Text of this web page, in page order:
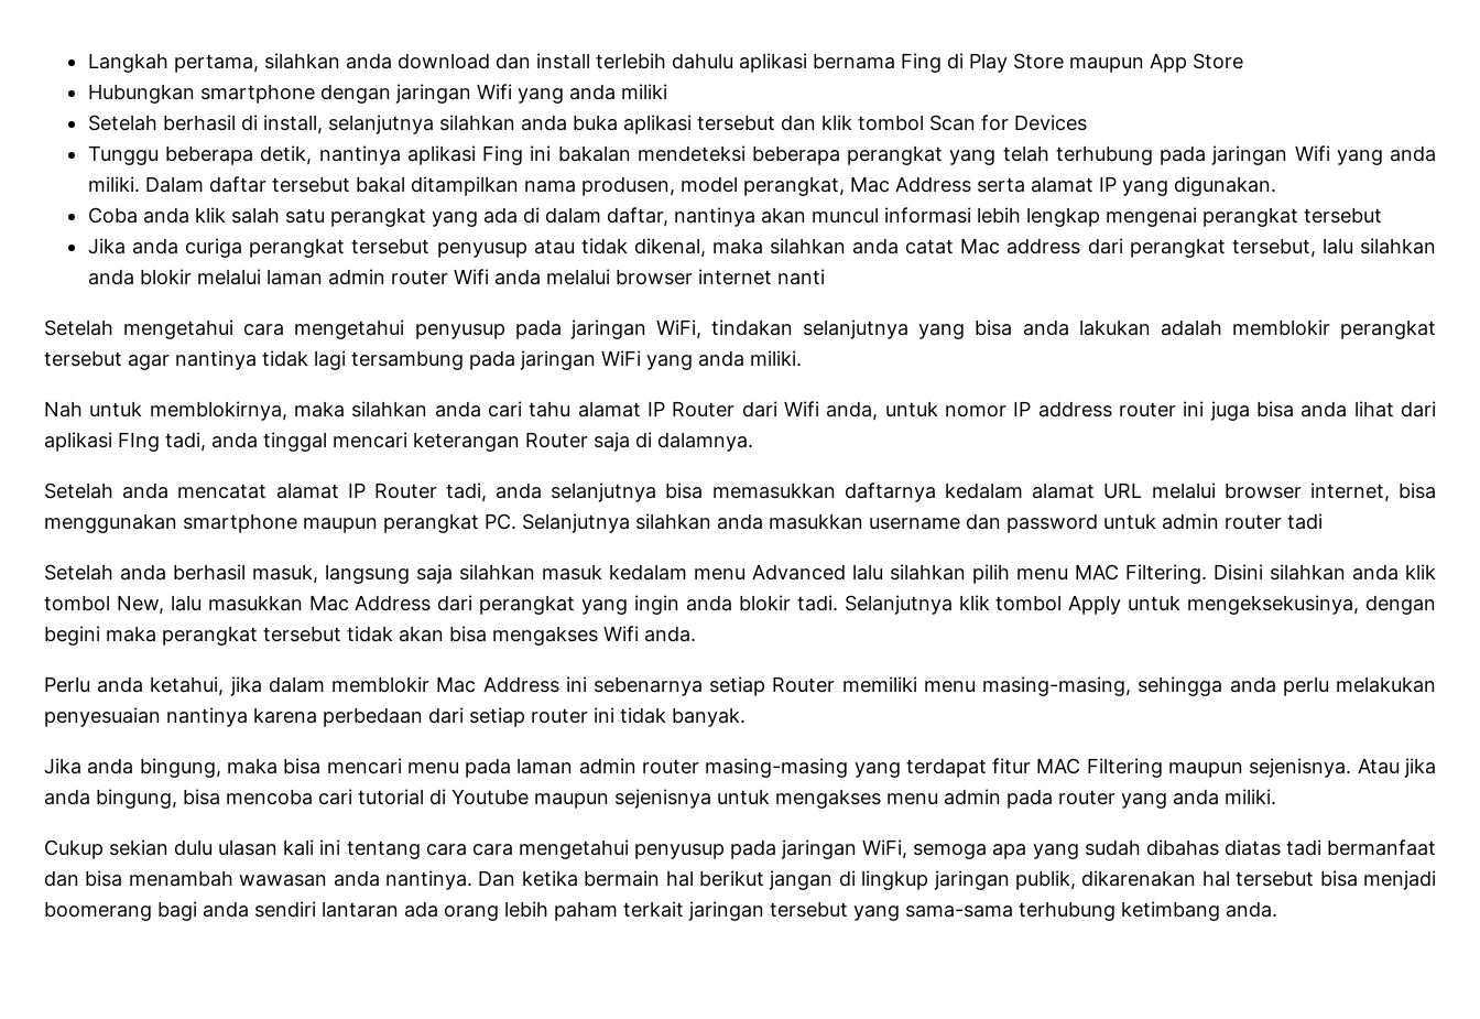
Langkah pertama, silahkan anda download dan install terlebih dahulu aplikasi bernama Fing di Play Store maupun App Store
Hubungkan smartphone dengan jaringan Wifi yang anda miliki
Setelah berhasil di install, selanjutnya silahkan anda buka aplikasi tersebut dan klik tombol Scan for Devices
Tunggu beberapa detik, nantinya aplikasi Fing ini bakalan mendeteksi beberapa perangkat yang telah terhubung pada jaringan Wifi yang anda
miliki. Dalam daftar tersebut bakal ditampilkan nama produsen, model perangkat, Mac Address serta alamat IP yang digunakan.
Coba anda klik salah satu perangkat yang ada di dalam daftar, nantinya akan muncul informasi lebih lengkap mengenai perangkat tersebut
Jika anda curiga perangkat tersebut penyusup atau tidak dikenal, maka silahkan anda catat Mac address dari perangkat tersebut, lalu silahkan
anda blokir melalui laman admin router Wifi anda melalui browser internet nanti
Setelah mengetahui cara mengetahui penyusup pada jaringan WiFi, tindakan selanjutnya yang bisa anda lakukan adalah memblokir perangkat
tersebut agar nantinya tidak lagi tersambung pada jaringan WiFi yang anda miliki.
Nah untuk memblokirnya, maka silahkan anda cari tahu alamat IP Router dari Wifi anda, untuk nomor IP address router ini juga bisa anda lihat dari
aplikasi FIng tadi, anda tinggal mencari keterangan Router saja di dalamnya.
Setelah anda mencatat alamat IP Router tadi, anda selanjutnya bisa memasukkan daftarnya kedalam alamat URL melalui browser internet, bisa
menggunakan smartphone maupun perangkat PC. Selanjutnya silahkan anda masukkan username dan password untuk admin router tadi
Setelah anda berhasil masuk, langsung saja silahkan masuk kedalam menu Advanced lalu silahkan pilih menu MAC Filtering. Disini silahkan anda klik
tombol New, lalu masukkan Mac Address dari perangkat yang ingin anda blokir tadi. Selanjutnya klik tombol Apply untuk mengeksekusinya, dengan
begini maka perangkat tersebut tidak akan bisa mengakses Wifi anda.
Perlu anda ketahui, jika dalam memblokir Mac Address ini sebenarnya setiap Router memiliki menu masing-masing, sehingga anda perlu melakukan
penyesuaian nantinya karena perbedaan dari setiap router ini tidak banyak.
Jika anda bingung, maka bisa mencari menu pada laman admin router masing-masing yang terdapat fitur MAC Filtering maupun sejenisnya. Atau jika
anda bingung, bisa mencoba cari tutorial di Youtube maupun sejenisnya untuk mengakses menu admin pada router yang anda miliki.
Cukup sekian dulu ulasan kali ini tentang cara cara mengetahui penyusup pada jaringan WiFi, semoga apa yang sudah dibahas diatas tadi bermanfaat
dan bisa menambah wawasan anda nantinya. Dan ketika bermain hal berikut jangan di lingkup jaringan publik, dikarenakan hal tersebut bisa menjadi
boomerang bagi anda sendiri lantaran ada orang lebih paham terkait jaringan tersebut yang sama-sama terhubung ketimbang anda.